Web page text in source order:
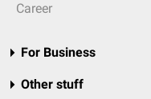
Career
For Business
Other stuff